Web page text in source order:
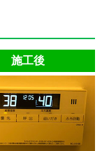
施工後